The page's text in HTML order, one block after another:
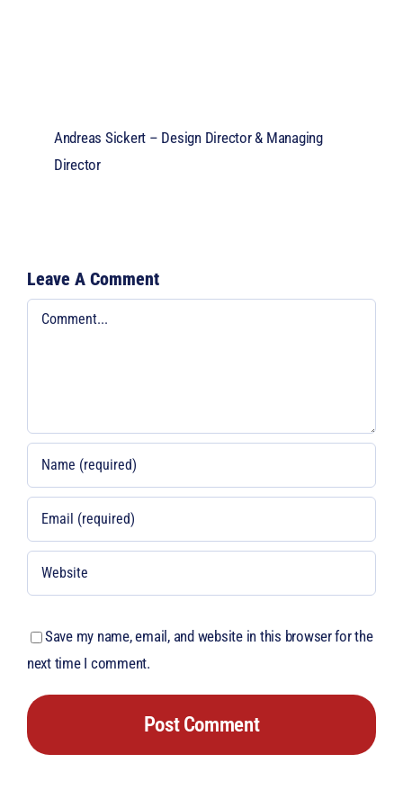
Andreas Sickert – Design Director & Managing
Director
Leave A Comment
Comment
Save my name, email, and website in this browser for the
next time I comment.